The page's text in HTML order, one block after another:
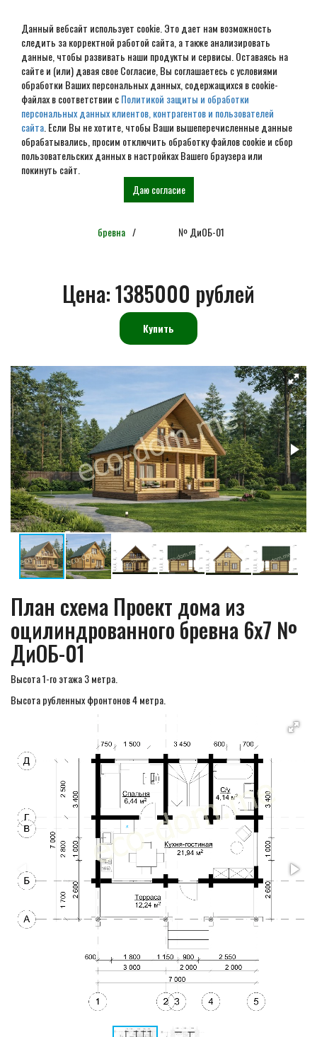
Данный вебсайт использует cookie. Это дает нам возможность
следить за корректной работой сайта, а также анализировать
данные, чтобы развивать наши продукты и сервисы. Оставаясь на
сайте и (или) давая свое Согласие, Вы соглашаетесь с условиями
обработки Ваших персональных данных, содержащихся в cookie-
файлах в соответствии сПолитикой защиты и обработки
персональных данных клиентов, контрагентов и пользователей
сайта . Если Вы не хотите, чтобы Ваши вышеперечисленные данные
обрабатывались, просим отключить обработку файлов cookie и сбор
пользовательских данных в настройках Вашего браузера или
покинуть сайт.
Даю согласие
Проект дома из
оцилиндрованного бревна
6х7 № ДиОБ-01
Дома из
бревна
Проект дома из
№ ДиОБ-01
Цена:1385000 рублей
Купить
План схема Проект дома из
оцилиндрованного бревна 6х7 №
ДиОБ-01
Высота 1-го этажа 3 метра.
Высота рубленных фронтонов 4 метра.